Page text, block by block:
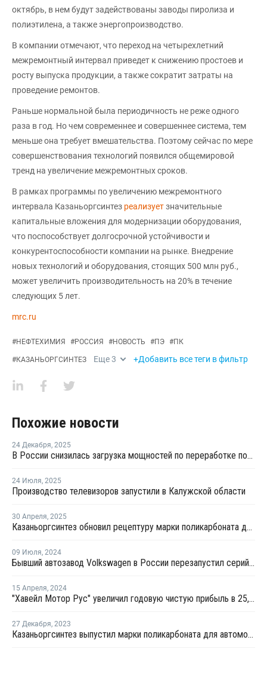
октябрь, в нем будут задействованы заводы пиролиза и
полиэтилена, а также энергопроизводство.
В компании отмечают, что переход на четырехлетний
межремонтный интервал приведет к снижению простоев и
росту выпуска продукции, а также сократит затраты на
проведение ремонтов.
Раньше нормальной была периодичность не реже одного
раза в год. Но чем современнее и совершеннее система, тем
меньше она требует вмешательства. Поэтому сейчас по мере
совершенствования технологий появился общемировой
тренд на увеличение межремонтных сроков.
В рамках программы по увеличению межремонтного
интервала Казаньоргсинтез реализуетзначительные
капитальные вложения для модернизации оборудования,
что поспособствует долгосрочной устойчивости и
конкурентоспособности компании на рынке. Внедрение
новых технологий и оборудования, стоящих 500 млн руб.,
может увеличить производительность на 20% в течение
следующих 5 лет.
mrc.ru
#НЕФТЕХИМИЯ #РОССИЯ #НОВОСТЬ #ПЭ #ПК
#КАЗАНЬОРГСИНТЕЗ Еще3 +Добавить все теги в фильтр
Похожие новости
24 Декабря, 2025
В России снизилась загрузка мощностей по переработке поликарбоната
24 Июля, 2025
Производство телевизоров запустили в Калужской области
30 Апреля, 2025
Казаньоргсинтез обновил рецептуру марки поликарбоната для светотехники
09 Июля, 2024
Бывший автозавод Volkswagen в России перезапустил серийную сборку
15 Апреля, 2024
"Хавейл Мотор Рус" увеличил годовую чистую прибыль в 25,8 раза
27 Декабря, 2023
Казаньоргсинтез выпустил марки поликарбоната для автомобильных фар